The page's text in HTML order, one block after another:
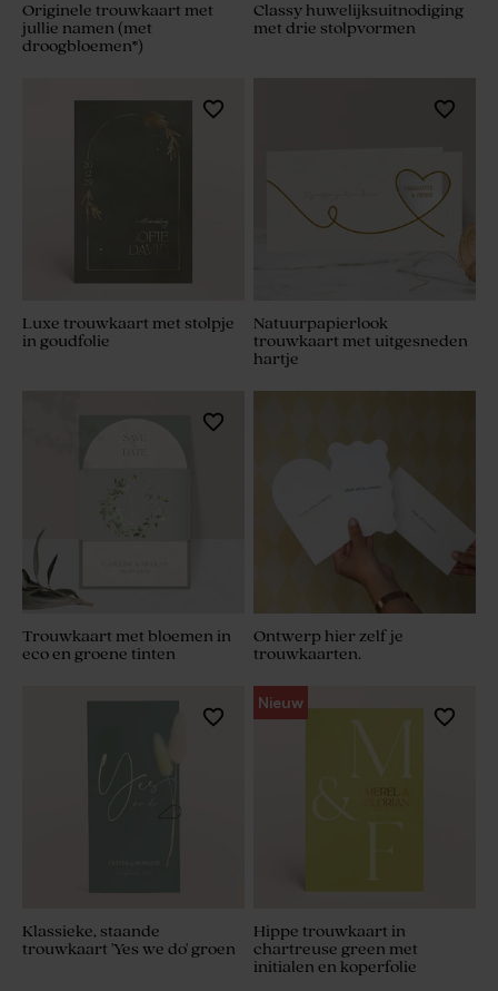
Ontwerp hier zelf je
trouwkaarten.
Originele trouwkaart met
jullie namen (met
droogbloemen*)
Classy huwelijksuitnodiging
met drie stolpvormen
Luxe trouwkaart met stolpje
in goudfolie
Natuurpapierlook
trouwkaart met uitgesneden
hartje
Trouwkaart met bloemen in
eco en groene tinten
Klassieke, staande
trouwkaart 'Yes we do' groen
Nieuw
Hippe trouwkaart in
chartreuse green met
initialen en koperfolie